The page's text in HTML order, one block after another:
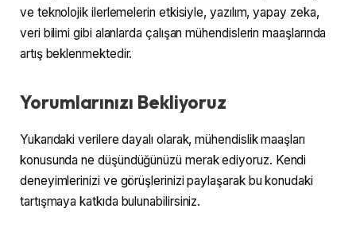
ve teknolojik ilerlemelerin etkisiyle, yazılım, yapay zeka,
veri bilimi gibi alanlarda çalışan mühendislerin maaşlarında
artış beklenmektedir.
Yorumlarınızı Bekliyoruz
Yukarıdaki verilere dayalı olarak, mühendislik maaşları
konusunda ne düşündüğünüzü merak ediyoruz. Kendi
deneyimlerinizi ve görüşlerinizi paylaşarak bu konudaki
tartışmaya katkıda bulunabilirsiniz.